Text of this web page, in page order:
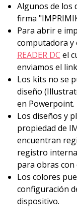
Algunos de los
firma
Para abrir e
computadora y
READER DC el
enviamos el
Los kits no se
diseño
en Powerpoint.
Los diseños y
propiedad de
encuentran
registro
para obras con
Los colores
configuración
dispositivo.